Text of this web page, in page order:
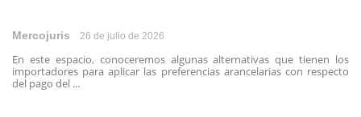
Mercojuris 26 de julio de 2026
En este espacio, conoceremos algunas alternativas que tienen los
importadores para aplicar las preferencias arancelarias con respecto
del pago del ...